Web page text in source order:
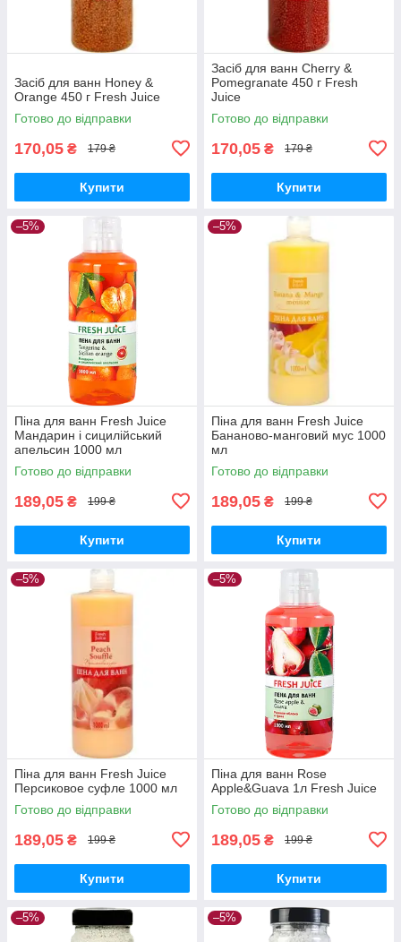
Засіб для ванн Honey &
Orange 450 г Fresh Juice
Готово до відправки
170,05 ₴ 179 ₴
Купити
Засіб для ванн Cherry &
Pomegranate 450 г Fresh
Juice
Готово до відправки
170,05 ₴ 179 ₴
Купити
–5%
Піна для ванн Fresh Juice
Мандарин і сицилійський
апельсин 1000 мл
Готово до відправки
189,05 ₴ 199 ₴
Купити
–5%
Піна для ванн Fresh Juice
Бананово-манговий мус 1000
мл
Готово до відправки
189,05 ₴ 199 ₴
Купити
–5%
Піна для ванн Fresh Juice
Персиковое суфле 1000 мл
Готово до відправки
189,05 ₴ 199 ₴
Купити
–5%
Піна для ванн Rose
Apple&Guava 1л Fresh Juice
Готово до відправки
189,05 ₴ 199 ₴
Купити
–5% –5%